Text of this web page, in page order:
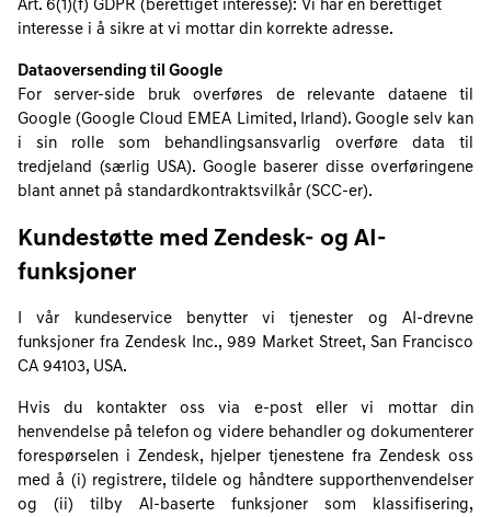
Art. 6(1)(f) GDPR (berettiget interesse): Vi har en berettiget
interesse i å sikre at vi mottar din korrekte adresse.
Dataoversending til Google
For server-side bruk overføres de relevante dataene til
Google (Google Cloud EMEA Limited, Irland). Google selv kan
i sin rolle som behandlingsansvarlig overføre data til
tredjeland (særlig USA). Google baserer disse overføringene
blant annet på standardkontraktsvilkår (SCC-er).
Kundestøtte med Zendesk- og AI-
funksjoner
I vår kundeservice benytter vi tjenester og AI-drevne
funksjoner fra Zendesk Inc., 989 Market Street, San Francisco
CA 94103, USA.
Hvis du kontakter oss via e-post eller vi mottar din
henvendelse på telefon og videre behandler og dokumenterer
forespørselen i Zendesk, hjelper tjenestene fra Zendesk oss
med å (i) registrere, tildele og håndtere supporthenvendelser
og (ii) tilby AI-baserte funksjoner som klassifisering,